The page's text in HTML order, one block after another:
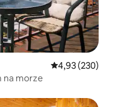
Średnia
4,93 (230)
na morze